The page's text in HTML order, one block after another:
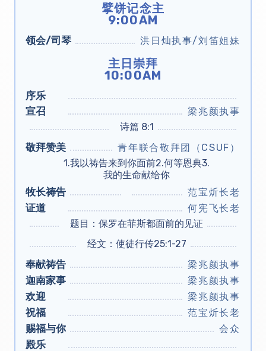
擘饼记念主
9:00AM
领会/司琴 洪日灿执事/刘笛姐妹
主日崇拜
10:00AM
序乐
宣召
梁兆颜执事
诗篇 8:1
敬拜赞美
青年联合敬拜团（CSUF）
1.我以祷告来到你面前2.何等恩典3.
我的生命献给你
牧长祷告 范宝炘长老
证道
何宪飞长老
题目：保罗在菲斯都面前的见证
经文：使徒行传25:1-27
奉献祷告 梁兆颜执事
迦南家事 梁兆颜执事
欢迎 梁兆颜执事
祝福 范宝炘长老
赐福与你 会众
殿乐